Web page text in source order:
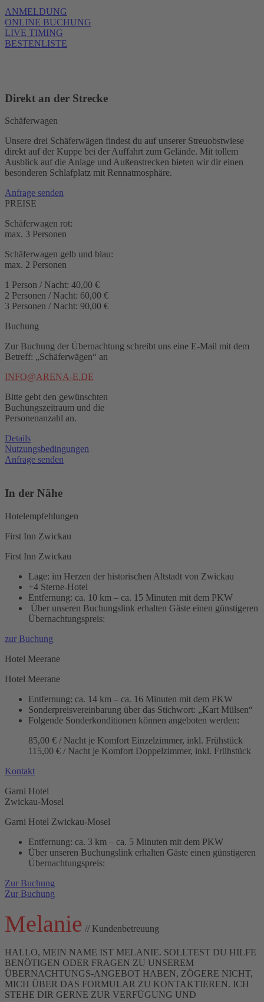
ANMELDUNG
ONLINE BUCHUNG
LIVE TIMING
BESTENLISTE
Direkt an der Strecke
Schäferwagen
Unsere drei Schäferwägen findest du auf unserer Streuobstwiese
direkt auf der Kuppe bei der Auffahrt zum Gelände. Mit tollem
Ausblick auf die Anlage und Außenstrecken bieten wir dir einen
besonderen Schlafplatz mit Rennatmosphäre.
Anfrage senden
PREISE
Schäferwagen rot:
max. 3 Personen
Schäferwagen gelb und blau:
max. 2 Personen
1 Person / Nacht: 40,00 €
2 Personen / Nacht: 60,00 €
3 Personen / Nacht: 90,00 €
Buchung
Zur Buchung der Übernachtung schreibt uns eine E-Mail mit dem
Betreff: „Schäferwägen“ an
INFO@ARENA-E.DE
Bitte gebt den gewünschten
Buchungszeitraum und die
Personenanzahl an.
Details
Nutzungsbedingungen
Anfrage senden
In der Nähe
Hotelempfehlungen
First Inn Zwickau
First Inn Zwickau
Lage: im Herzen der historischen Altstadt von Zwickau
+4 Sterne-Hotel
Entfernung: ca. 10 km – ca. 15 Minuten mit dem PKW
Über unseren Buchungslink erhalten Gäste einen günstigeren
Übernachtungspreis:
zur Buchung
Hotel Meerane
Hotel Meerane
Entfernung: ca. 14 km – ca. 16 Minuten mit dem PKW
Sonderpreisvereinbarung über das Stichwort: „Kart Mülsen“
Folgende Sonderkonditionen können angeboten werden:
85,00 € / Nacht je Komfort Einzelzimmer, inkl. Frühstück
115,00 € / Nacht je Komfort Doppelzimmer, inkl. Frühstück
Kontakt
Garni Hotel
Zwickau-Mosel
Garni Hotel Zwickau-Mosel
Entfernung: ca. 3 km – ca. 5 Minuten mit dem PKW
Über unseren Buchungslink erhalten Gäste einen günstigeren
Übernachtungspreis:
Zur Buchung
Zur Buchung
Melanie // Kundenbetreuung
HALLO, MEIN NAME IST MELANIE. SOLLTEST DU HILFE
BENÖTIGEN ODER FRAGEN ZU UNSEREM
ÜBERNACHTUNGS-ANGEBOT HABEN, ZÖGERE NICHT,
MICH ÜBER DAS FORMULAR ZU KONTAKTIEREN. ICH
STEHE DIR GERNE ZUR VERFÜGUNG UND